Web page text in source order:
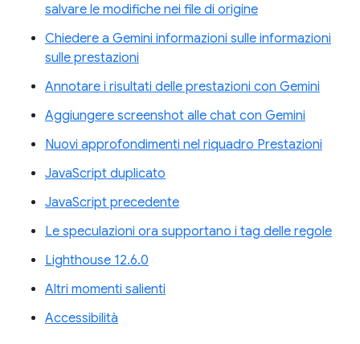
salvare le modifiche nei file di origine
Chiedere a Gemini informazioni sulle informazioni
sulle prestazioni
Annotare i risultati delle prestazioni con Gemini
Aggiungere screenshot alle chat con Gemini
Nuovi approfondimenti nel riquadro Prestazioni
JavaScript duplicato
JavaScript precedente
Le speculazioni ora supportano i tag delle regole
Lighthouse 12.6.0
Altri momenti salienti
Accessibilità